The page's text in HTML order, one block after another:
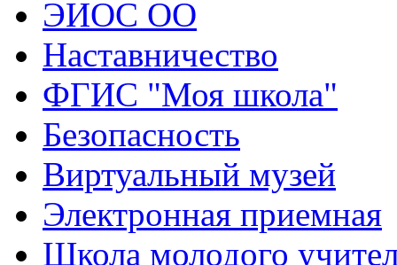
ЭИОС ОО
Наставничество
ФГИС "Моя школа"
Безопасность
Виртуальный музей
Электронная приемная
Школа молодого